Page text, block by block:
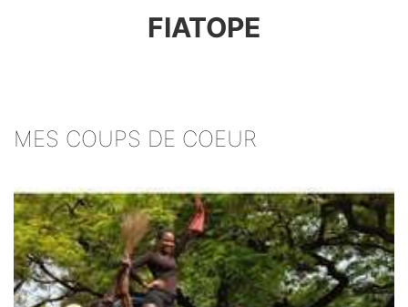
FIATOPE
MES COUPS DE COEUR